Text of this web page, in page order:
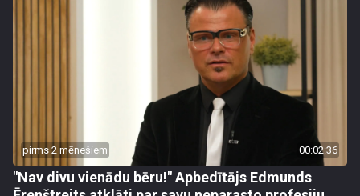
pirms 2 mēnešiem 00:02:36
"Nav divu vienādu bēru!" Apbedītājs Edmunds